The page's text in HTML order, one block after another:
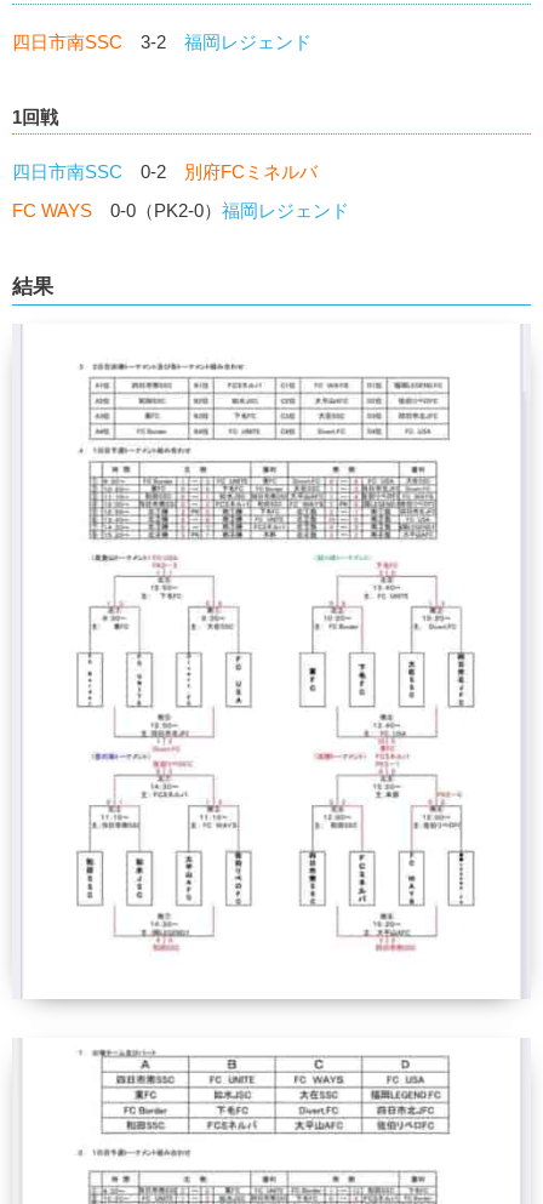
四日市南SSC 3-2 福岡レジェンド
1回戦
四日市南SSC 0-2 別府FCミネルバ
FC WAYS 0-0（PK2-0） 福岡レジェンド
結果